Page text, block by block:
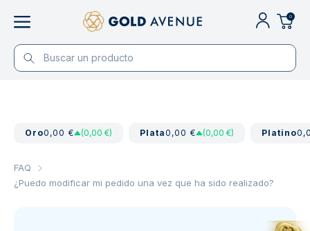
0
Oro0,00 € (0,00 €) Plata0,00 € (0,00 €) Platino
FAQ
¿Puedo modificar mi pedido una vez que ha sido realizado?